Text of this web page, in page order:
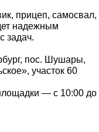
прицеп, самосвал,
надежным
задач.
пос. Шушары,
участок 60
— с 10:00 до